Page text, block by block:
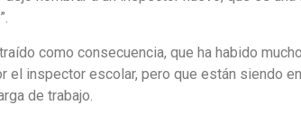
como consecuencia, que ha habido
el inspector escolar, pero que están siendo
de trabajo.